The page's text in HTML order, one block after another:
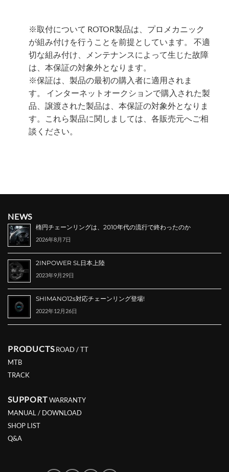
※取付について ROTOR製品は、プロメカニック
が組み付けを行うことを前提としています。 不適
切な組み付け、メンテナンスによって生じた故障
は、本保証の対象外となります。
※保証は、製品の最初の購入者に適用されま
す。 インターネットオークションで購入された製
品、譲渡された製品は、本保証の対象外となりま
す。これら製品に関しましては、各販売元へご相
談ください。
NEWS
楕円チェーンリングは、2010年代の流行で終わったのか
2026年8月7日
2INPOWER SL日本上陸
2023年9月29日
SHIMANO12s対応チェーンリング登場!
2022年12月26日
PRODUCTS ROAD / TT
MTB
TRACK
SUPPORT WARRANTY
MANUAL / DOWNLOAD
SHOP LIST
Q&A